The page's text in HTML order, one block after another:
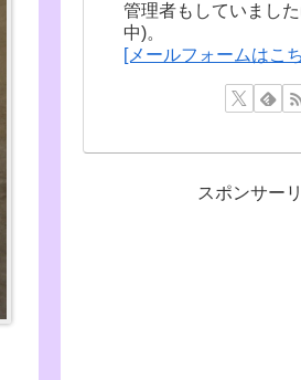
管理者もしていまし
中)。
[メールフォームはこ
スポンサー